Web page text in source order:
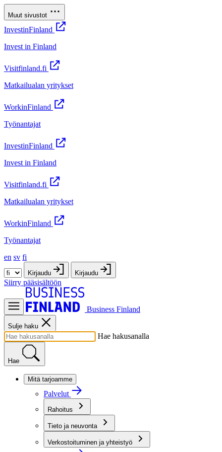
Muut sivustot
InvestinFinland
Invest in Finland
Visitfinland.fi
Matkailualan yritykset
WorkinFinland
Työnantajat
InvestinFinland
Invest in Finland
Visitfinland.fi
Matkailualan yritykset
WorkinFinland
Työnantajat
en sv fi
Kirjaudu Kirjaudu
Siirry pääsisältöön
Business Finland
Sulje haku
Hae hakusanalla
Hae
Mitä tarjoamme
Palvelut
Rahoitus
Tieto ja neuvonta
Verkostoituminen ja yhteistyö